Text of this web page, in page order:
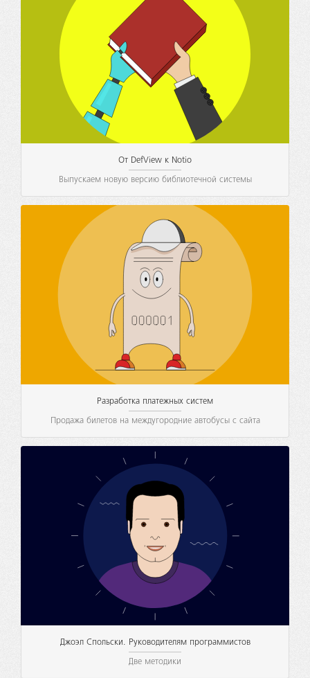
От DefView к Notio
Выпускаем новую версию библиотечной системы
Разработка платежных систем
Продажа билетов на междугородние автобусы с сайта
Джоэл Спольски. Руководителям программистов
Две методики